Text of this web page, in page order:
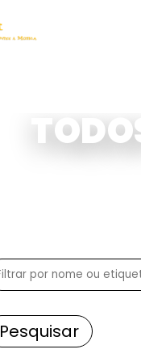
Pesquisar